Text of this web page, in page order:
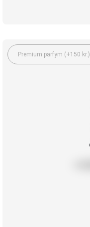
Premium parfym (+150 kr.)